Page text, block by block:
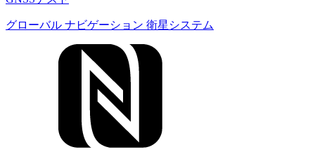
グローバル ナビゲーション 衛星システム